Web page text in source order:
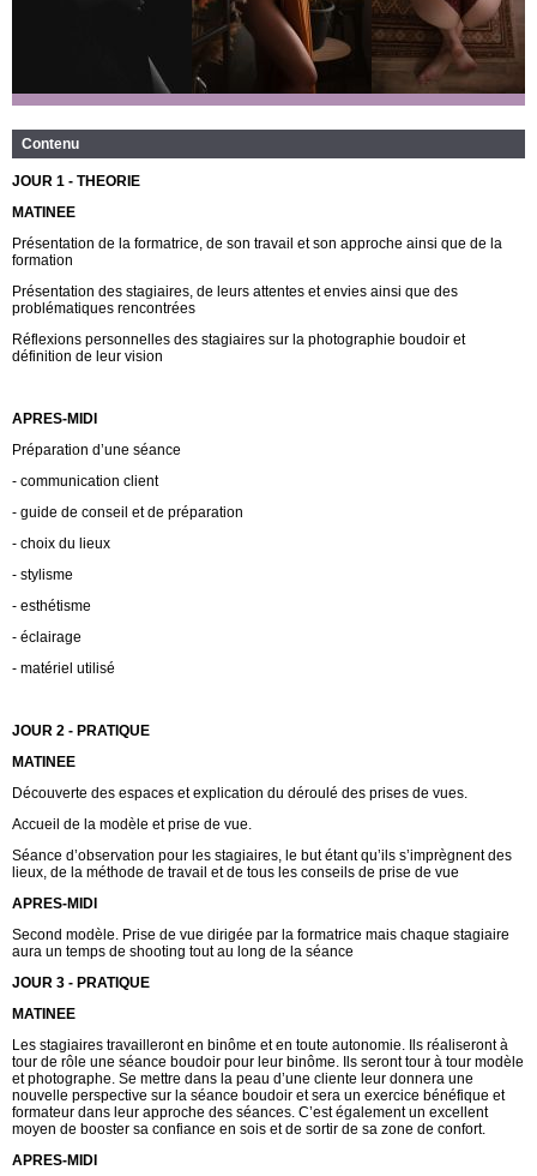
Contenu
JOUR 1 - THEORIE
MATINEE
Présentation de la formatrice, de son travail et son approche ainsi que de la
formation
Présentation des stagiaires, de leurs attentes et envies ainsi que des
problématiques rencontrées
Réflexions personnelles des stagiaires sur la photographie boudoir et
définition de leur vision
APRES-MIDI
Préparation d’une séance
- communication client
- guide de conseil et de préparation
- choix du lieux
- stylisme
- esthétisme
- éclairage
- matériel utilisé
JOUR 2 - PRATIQUE
MATINEE
Découverte des espaces et explication du déroulé des prises de vues.
Accueil de la modèle et prise de vue.
Séance d’observation pour les stagiaires, le but étant qu’ils s’imprègnent des
lieux, de la méthode de travail et de tous les conseils de prise de vue
APRES-MIDI
Second modèle. Prise de vue dirigée par la formatrice mais chaque stagiaire
aura un temps de shooting tout au long de la séance
JOUR 3 - PRATIQUE
MATINEE
Les stagiaires travailleront en binôme et en toute autonomie. Ils réaliseront à
tour de rôle une séance boudoir pour leur binôme. Ils seront tour à tour modèle
et photographe. Se mettre dans la peau d’une cliente leur donnera une
nouvelle perspective sur la séance boudoir et sera un exercice bénéfique et
formateur dans leur approche des séances. C’est également un excellent
moyen de booster sa confiance en sois et de sortir de sa zone de confort.
APRES-MIDI